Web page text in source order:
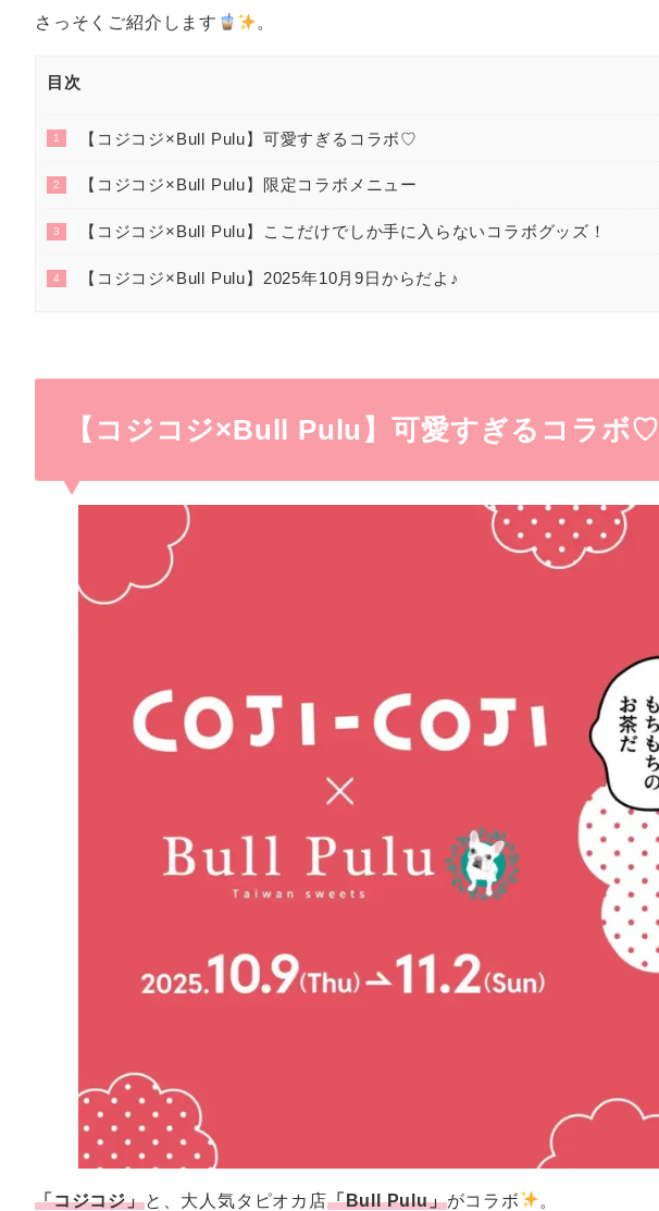
さっそくご紹介します 。
目次
1 【コジコジ×Bull Pulu】可愛すぎるコラボ♡
2 【コジコジ×Bull Pulu】限定コラボメニュー
3 【コジコジ×Bull Pulu】ここだけでしか手に入らないコラボグッズ！
4 【コジコジ×Bull Pulu】2025年10月9日からだよ♪
【コジコジ×Bull Pulu】可愛すぎるコラボ♡
「コジコジ」と、大人気タピオカ店「Bull Pulu」がコラボ
。